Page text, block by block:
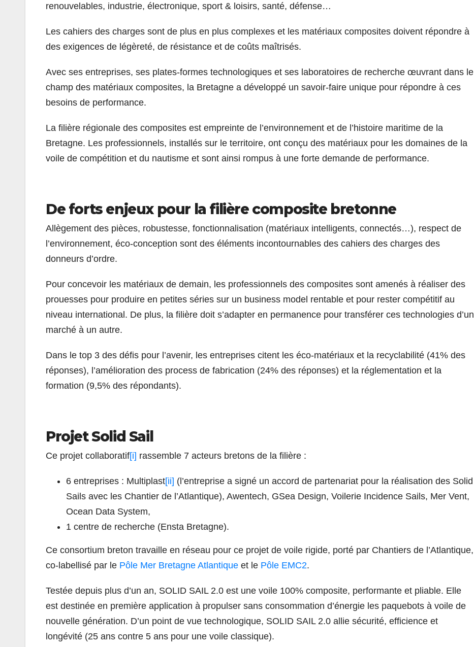
renouvelables, industrie, électronique, sport & loisirs, santé, défense…
Les cahiers des charges sont de plus en plus complexes et les matériaux composites doivent répondre à
des exigences de légèreté, de résistance et de coûts maîtrisés.
Avec ses entreprises, ses plates-formes technologiques et ses laboratoires de recherche œuvrant dans le
champ des matériaux composites, la Bretagne a développé un savoir-faire unique pour répondre à ces
besoins de performance.
La filière régionale des composites est empreinte de l’environnement et de l’histoire maritime de la
Bretagne. Les professionnels, installés sur le territoire, ont conçu des matériaux pour les domaines de la
voile de compétition et du nautisme et sont ainsi rompus à une forte demande de performance.
De forts enjeux pour la filière composite bretonne
Allègement des pièces, robustesse, fonctionnalisation (matériaux intelligents, connectés…), respect de
l’environnement, éco-conception sont des éléments incontournables des cahiers des charges des
donneurs d’ordre.
Pour concevoir les matériaux de demain, les professionnels des composites sont amenés à réaliser des
prouesses pour produire en petites séries sur un business model rentable et pour rester compétitif au
niveau international. De plus, la filière doit s’adapter en permanence pour transférer ces technologies d’un
marché à un autre.
Dans le top 3 des défis pour l’avenir, les entreprises citent les éco-matériaux et la recyclabilité (41% des
réponses), l’amélioration des process de fabrication (24% des réponses) et la réglementation et la
formation (9,5% des répondants).
Projet Solid Sail
Ce projet collaboratif[i] rassemble 7 acteurs bretons de la filière :
6 entreprises : Multiplast[ii] (l’entreprise a signé un accord de partenariat pour la réalisation des Solid
Sails avec les Chantier de l’Atlantique), Awentech, GSea Design, Voilerie Incidence Sails, Mer Vent,
Ocean Data System,
1 centre de recherche (Ensta Bretagne).
Ce consortium breton travaille en réseau pour ce projet de voile rigide, porté par Chantiers de l’Atlantique,
co-labellisé par le Pôle Mer Bretagne Atlantique et le Pôle EMC2.
Testée depuis plus d’un an, SOLID SAIL 2.0 est une voile 100% composite, performante et pliable. Elle
est destinée en première application à propulser sans consommation d’énergie les paquebots à voile de
nouvelle génération. D’un point de vue technologique, SOLID SAIL 2.0 allie sécurité, efficience et
longévité (25 ans contre 5 ans pour une voile classique).